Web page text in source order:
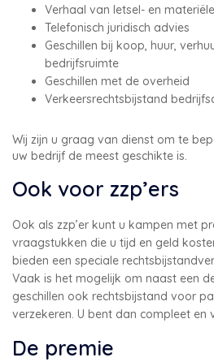
Verhaal van letsel- en
Telefonisch juridisch advies
Geschillen bij koop, huur,
bedrijfsruimte
Geschillen met de overheid
Verkeersrechtsbijstand
Wij zijn u graag van dienst om te
uw bedrijf de meest geschikte is.
Ook voor zzp’ers
Ook als zzp’er kunt u kampen met
vraagstukken die u tijd en geld
bieden een speciale
Vaak is het mogelijk om naast een
geschillen ook rechtsbijstand voor
verzekeren. U bent dan compleet en
De premie